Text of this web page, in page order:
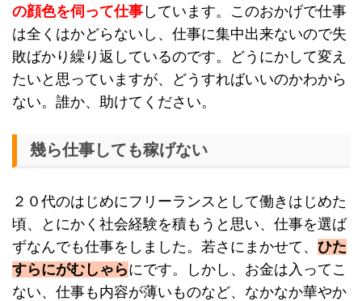
の顔色を伺って仕事 しています。このおかげで仕事
は全くはかどらないし、仕事に集中出来ないので失
敗ばかり繰り返しているのです。どうにかして変え
たいと思っていますが、どうすればいいのかわから
ない。誰か、助けてください。
幾ら仕事しても稼げない
２０代のはじめにフリーランスとして働きはじめた
頃、とにかく社会経験を積もうと思い、仕事を選ば
ずなんでも仕事をしました。若さにまかせて、 ひた
すらにがむしゃらにです。しかし、お金は入ってこ
ない、仕事も内容が薄いものなど、なかなか華やか